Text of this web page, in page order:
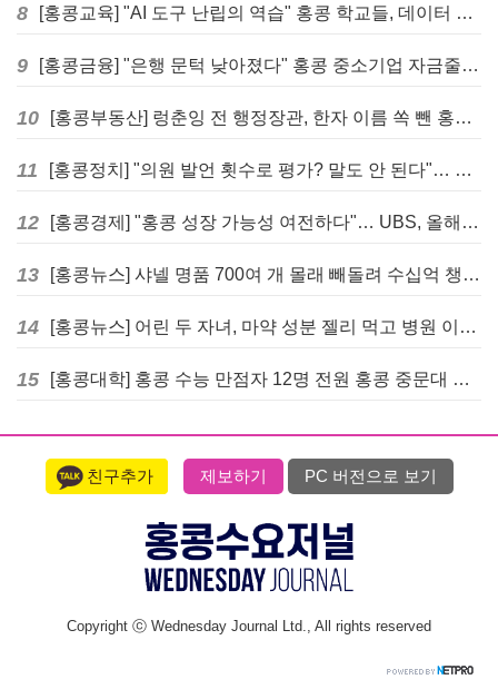
8 [홍콩교육] "AI 도구 난립의 역습" 홍콩 학교들, 데이터 고립에 교육 효과 평가 비상
9 [홍콩금융] "은행 문턱 낮아졌다" 홍콩 중소기업 자금줄 숨통 트이나… HKMA "2분기 신용 조건 안정적"
10 [홍콩부동산] 렁춘잉 전 행정장관, 한자 이름 쏙 뺀 홍콩 고급 아파트 단지들에 쓴소리
11 [홍콩정치] "의원 발언 횟수로 평가? 말도 안 된다"… 홍콩 입법회 의장의 일침
12 [홍콩경제] "홍콩 성장 가능성 여전하다"… UBS, 올해 홍콩 GDP 성장률 전망치 4.5%로 대폭 상향
13 [홍콩뉴스] 샤넬 명품 700여 개 몰래 빼돌려 수십억 챙긴 직원 4년~7년형 선고
14 [홍콩뉴스] 어린 두 자녀, 마약 성분 젤리 먹고 병원 이송… 어머니와 친척 체포
15 [홍콩대학] 홍콩 수능 만점자 12명 전원 홍콩 중문대 의대 진학
친구추가 제보하기 PC 버전으로 보기
Copyright ⓒ Wednesday Journal Ltd., All rights reserved